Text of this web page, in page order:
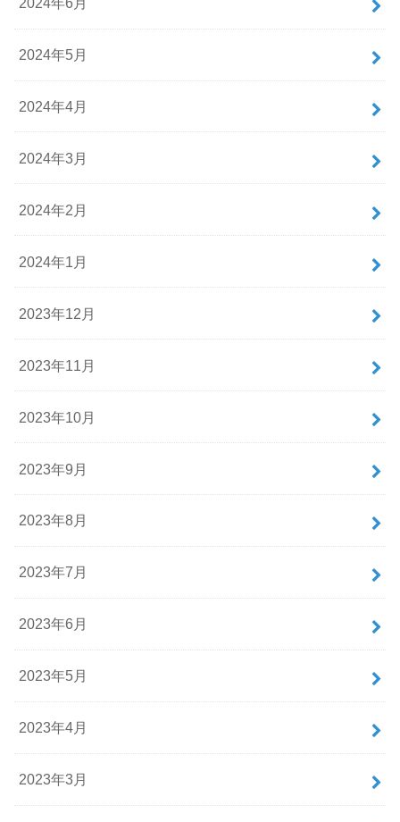
2024年5月
2024年4月
2024年3月
2024年2月
2024年1月
2023年12月
2023年11月
2023年10月
2023年9月
2023年8月
2023年7月
2023年6月
2023年5月
2023年4月
2023年3月